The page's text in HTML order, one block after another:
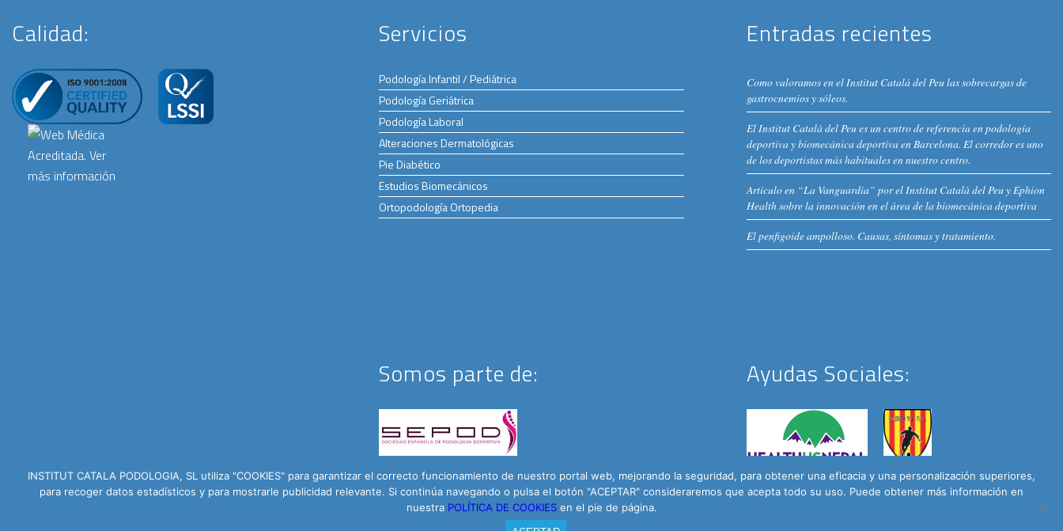
Calidad: Servicios
Podología Infantil / Pediátrica
Podología Geriátrica
Podología Laboral
Alteraciones Dermatológicas
Pie Diabético
Estudios Biomecánicos
Ortopodología Ortopedia
Somos parte de:
Entradas recientes
Como valoramos en el Institut Catalá del Peu las sobrecargas de
gastrocnemios y sóleos.
El Institut Català del Peu es un centro de referencia en podología
deportiva y biomecánica deportiva en Barcelona. El corredor es uno
de los deportistas más habituales en nuestro centro.
Artículo en “La Vanguardia” por el Institut Català del Peu y Ephion
Health sobre la innovación en el área de la biomecánica deportiva
El penfigoide ampolloso. Causas, síntomas y tratamiento.
Ayudas Sociales:
INSTITUT CATALA PODOLOGIA, SL utiliza "COOKIES" para garantizar el correcto funcionamiento de nuestro portal web, mejorando la seguridad, para obtener una eficacia y una personalización superiores,
para recoger datos estadísticos y para mostrarle publicidad relevante. Si continúa navegando o pulsa el botón "ACEPTAR" consideraremos que acepta todo su uso. Puede obtener más información en
nuestra POLÍTICA DE COOKIES en el pie de página.